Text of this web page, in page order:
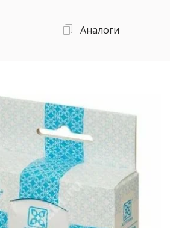
Аналоги